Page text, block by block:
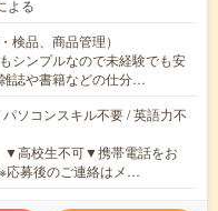
よる
検品、商品管理）
シンプルなので未経験でも安
誌や書籍などの仕分…
ソコンスキル不要 / 英語力不
高校生不可▼携帯電話をお
応募後のご連絡はメ…